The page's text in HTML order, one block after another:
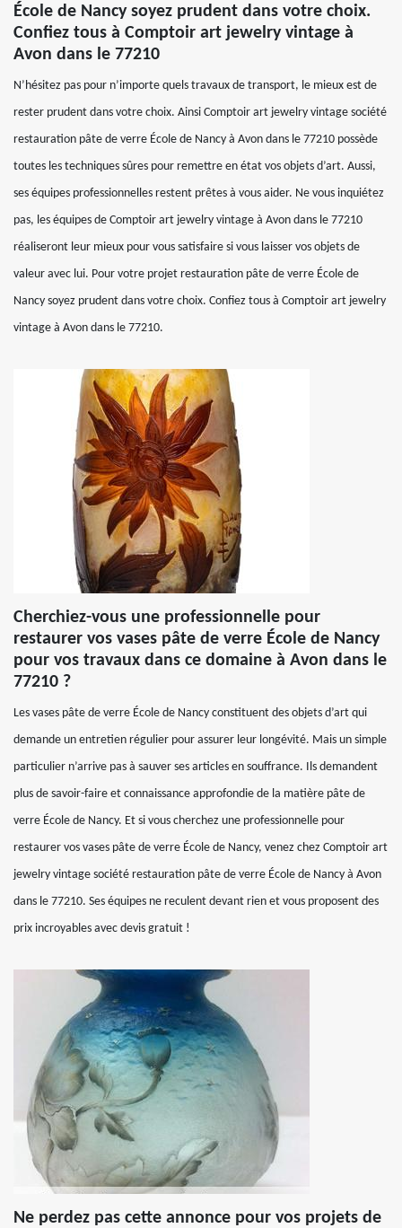
École de Nancy soyez prudent dans votre choix.
Confiez tous à Comptoir art jewelry vintage à
Avon dans le 77210
N’hésitez pas pour n’importe quels travaux de transport, le mieux est de
rester prudent dans votre choix. Ainsi Comptoir art jewelry vintage société
restauration pâte de verre École de Nancy à Avon dans le 77210 possède
toutes les techniques sûres pour remettre en état vos objets d’art. Aussi,
ses équipes professionnelles restent prêtes à vous aider. Ne vous inquiétez
pas, les équipes de Comptoir art jewelry vintage à Avon dans le 77210
réaliseront leur mieux pour vous satisfaire si vous laisser vos objets de
valeur avec lui. Pour votre projet restauration pâte de verre École de
Nancy soyez prudent dans votre choix. Confiez tous à Comptoir art jewelry
vintage à Avon dans le 77210.
Cherchiez-vous une professionnelle pour
restaurer vos vases pâte de verre École de Nancy
pour vos travaux dans ce domaine à Avon dans le
77210 ?
Les vases pâte de verre École de Nancy constituent des objets d’art qui
demande un entretien régulier pour assurer leur longévité. Mais un simple
particulier n’arrive pas à sauver ses articles en souffrance. Ils demandent
plus de savoir-faire et connaissance approfondie de la matière pâte de
verre École de Nancy. Et si vous cherchez une professionnelle pour
restaurer vos vases pâte de verre École de Nancy, venez chez Comptoir art
jewelry vintage société restauration pâte de verre École de Nancy à Avon
dans le 77210. Ses équipes ne reculent devant rien et vous proposent des
prix incroyables avec devis gratuit !
Ne perdez pas cette annonce pour vos projets de